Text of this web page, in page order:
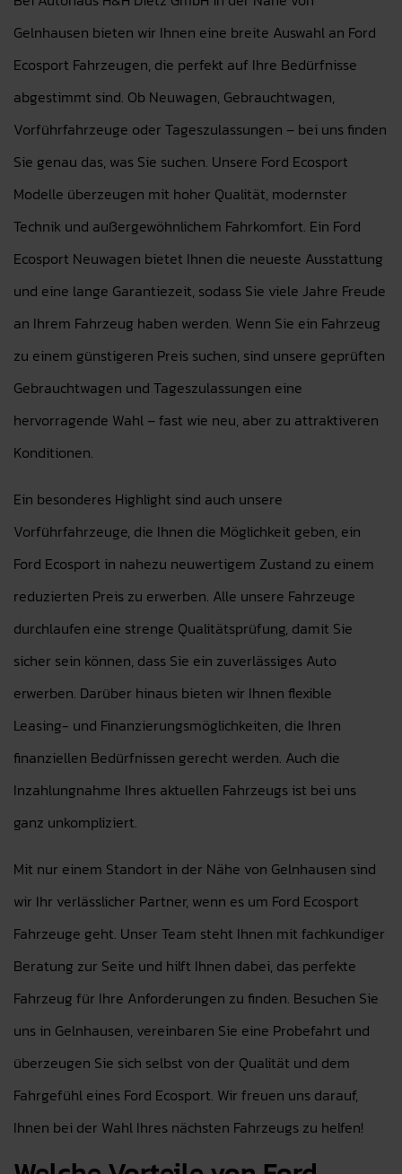
Gelnhausen bieten wir Ihnen eine breite Auswahl an Ford
Ecosport Fahrzeugen, die perfekt auf Ihre Bedürfnisse
abgestimmt sind. Ob Neuwagen, Gebrauchtwagen,
Vorführfahrzeuge oder Tageszulassungen – bei uns finden
Sie genau das, was Sie suchen. Unsere Ford Ecosport
Modelle überzeugen mit hoher Qualität, modernster
Technik und außergewöhnlichem Fahrkomfort. Ein Ford
Ecosport Neuwagen bietet Ihnen die neueste Ausstattung
und eine lange Garantiezeit, sodass Sie viele Jahre Freude
an Ihrem Fahrzeug haben werden. Wenn Sie ein Fahrzeug
zu einem günstigeren Preis suchen, sind unsere geprüften
Gebrauchtwagen und Tageszulassungen eine
hervorragende Wahl – fast wie neu, aber zu attraktiveren
Konditionen.
Ein besonderes Highlight sind auch unsere
Vorführfahrzeuge, die Ihnen die Möglichkeit geben, ein
Ford Ecosport in nahezu neuwertigem Zustand zu einem
reduzierten Preis zu erwerben. Alle unsere Fahrzeuge
durchlaufen eine strenge Qualitätsprüfung, damit Sie
sicher sein können, dass Sie ein zuverlässiges Auto
erwerben. Darüber hinaus bieten wir Ihnen flexible
Leasing- und Finanzierungsmöglichkeiten, die Ihren
finanziellen Bedürfnissen gerecht werden. Auch die
Inzahlungnahme Ihres aktuellen Fahrzeugs ist bei uns
ganz unkompliziert.
Mit nur einem Standort in der Nähe von Gelnhausen sind
wir Ihr verlässlicher Partner, wenn es um Ford Ecosport
Fahrzeuge geht. Unser Team steht Ihnen mit fachkundiger
Beratung zur Seite und hilft Ihnen dabei, das perfekte
Fahrzeug für Ihre Anforderungen zu finden. Besuchen Sie
uns in Gelnhausen, vereinbaren Sie eine Probefahrt und
überzeugen Sie sich selbst von der Qualität und dem
Fahrgefühl eines Ford Ecosport. Wir freuen uns darauf,
Ihnen bei der Wahl Ihres nächsten Fahrzeugs zu helfen!